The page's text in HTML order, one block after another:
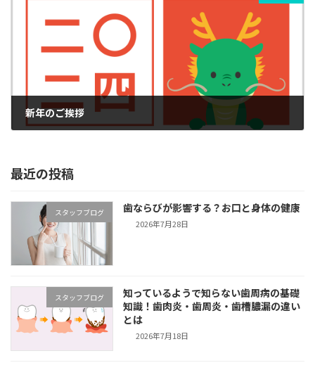
新年のご挨拶
最近の投稿
スタッフブログ 歯ならびが影響する？お口と身体の健康
2026年7月28日
スタッフブログ
知っているようで知らない歯周病の基礎
知識！歯肉炎・歯周炎・歯槽膿漏の違い
とは
2026年7月18日